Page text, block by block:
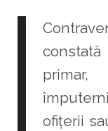
primar,
ofițerii